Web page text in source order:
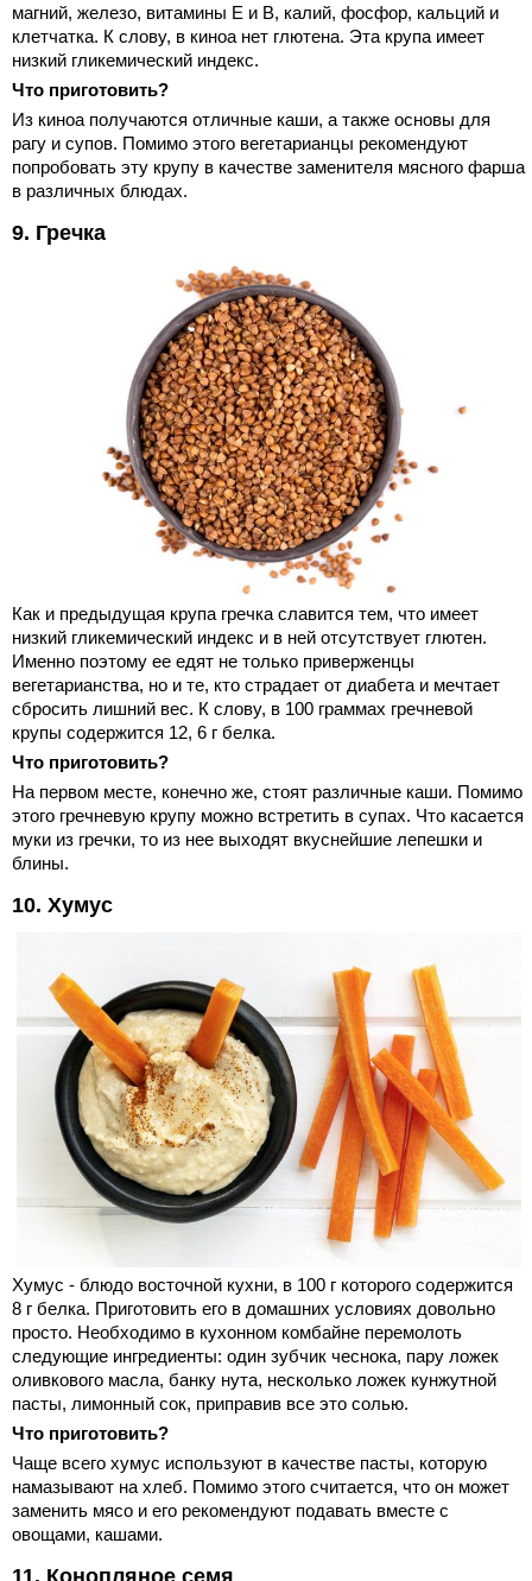
магний, железо, витамины Е и В, калий, фосфор, кальций и
клетчатка. К слову, в киноа нет глютена. Эта крупа имеет
низкий гликемический индекс.
Что приготовить?
Из киноа получаются отличные каши, а также основы для
рагу и супов. Помимо этого вегетарианцы рекомендуют
попробовать эту крупу в качестве заменителя мясного фарша
в различных блюдах.
9. Гречка
Как и предыдущая крупа гречка славится тем, что имеет
низкий гликемический индекс и в ней отсутствует глютен.
Именно поэтому ее едят не только приверженцы
вегетарианства, но и те, кто страдает от диабета и мечтает
сбросить лишний вес. К слову, в 100 граммах гречневой
крупы содержится 12, 6 г белка.
Что приготовить?
На первом месте, конечно же, стоят различные каши. Помимо
этого гречневую крупу можно встретить в супах. Что касается
муки из гречки, то из нее выходят вкуснейшие лепешки и
блины.
10. Хумус
Хумус - блюдо восточной кухни, в 100 г которого содержится
8 г белка. Приготовить его в домашних условиях довольно
просто. Необходимо в кухонном комбайне перемолоть
следующие ингредиенты: один зубчик чеснока, пару ложек
оливкового масла, банку нута, несколько ложек кунжутной
пасты, лимонный сок, приправив все это солью.
Что приготовить?
Чаще всего хумус используют в качестве пасты, которую
намазывают на хлеб. Помимо этого считается, что он может
заменить мясо и его рекомендуют подавать вместе с
овощами, кашами.